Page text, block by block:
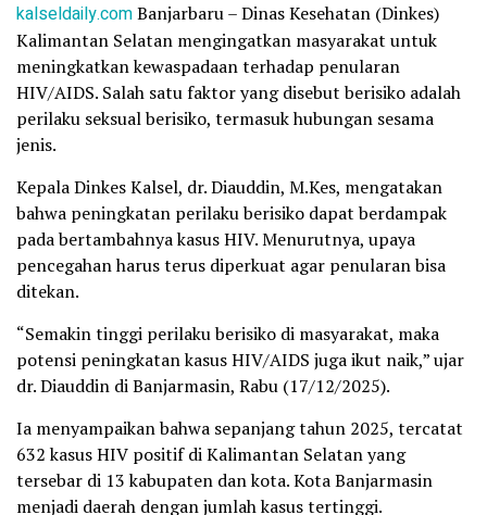
kalseldaily.comBanjarbaru – Dinas Kesehatan (Dinkes)
Kalimantan Selatan mengingatkan masyarakat untuk
meningkatkan kewaspadaan terhadap penularan
HIV/AIDS. Salah satu faktor yang disebut berisiko adalah
perilaku seksual berisiko, termasuk hubungan sesama
jenis.
Kepala Dinkes Kalsel, dr. Diauddin, M.Kes, mengatakan
bahwa peningkatan perilaku berisiko dapat berdampak
pada bertambahnya kasus HIV. Menurutnya, upaya
pencegahan harus terus diperkuat agar penularan bisa
ditekan.
“Semakin tinggi perilaku berisiko di masyarakat, maka
potensi peningkatan kasus HIV/AIDS juga ikut naik,” ujar
dr. Diauddin di Banjarmasin, Rabu (17/12/2025).
Ia menyampaikan bahwa sepanjang tahun 2025, tercatat
632 kasus HIV positif di Kalimantan Selatan yang
tersebar di 13 kabupaten dan kota. Kota Banjarmasin
menjadi daerah dengan jumlah kasus tertinggi.